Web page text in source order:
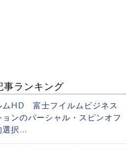
事ランキング
ムHD 富士フイルムビジネス
ンのパーシャル・スピンオフ
選択...